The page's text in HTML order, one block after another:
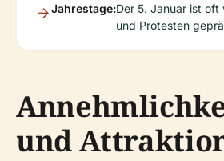
Jahrestage:Der 5. Januar ist oft
und Protesten
und